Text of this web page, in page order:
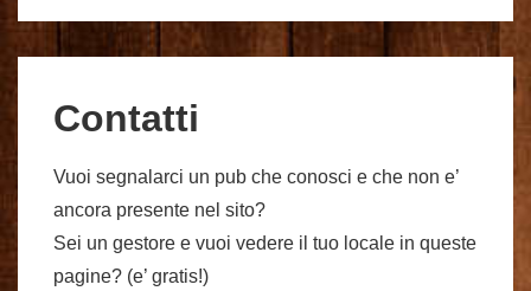
Contatti
Vuoi segnalarci un pub che conosci e che non e’
ancora presente nel sito?
Sei un gestore e vuoi vedere il tuo locale in queste
pagine? (e’ gratis!)